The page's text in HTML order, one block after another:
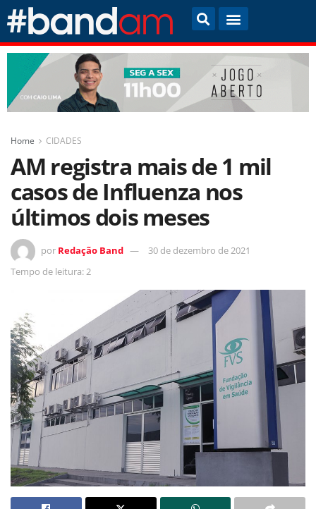
Home CIDADES
AM registra mais de 1 mil
casos de Influenza nos
últimos dois meses
por Redação Band
30 de dezembro de 2021
Tempo de leitura: 2